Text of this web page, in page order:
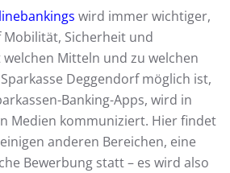
wird immer wichtiger,
Sicherheit und
welchen Mitteln und zu welchen
Deggendorf möglich ist,
Banking-Apps, wird in
Medien kommuniziert. Hier findet
anderen Bereichen, eine
Bewerbung statt – es wird also